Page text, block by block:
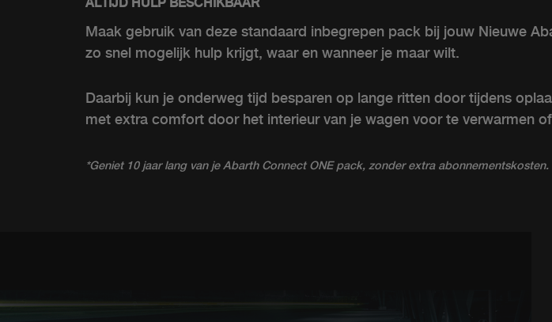
ALTIJD HULP BESCHIKBAAR
Maak gebruik van deze standaard inbegrepen pack bij jouw Nieuwe
zo snel mogelijk hulp krijgt, waar en wanneer je maar wilt.
Daarbij kun je onderweg tijd besparen op lange ritten door tijdens
met extra comfort door het interieur van je wagen voor te verwarmen
*Geniet 10 jaar lang van je Abarth Connect ONE pack, zonder extra abonnementskosten.